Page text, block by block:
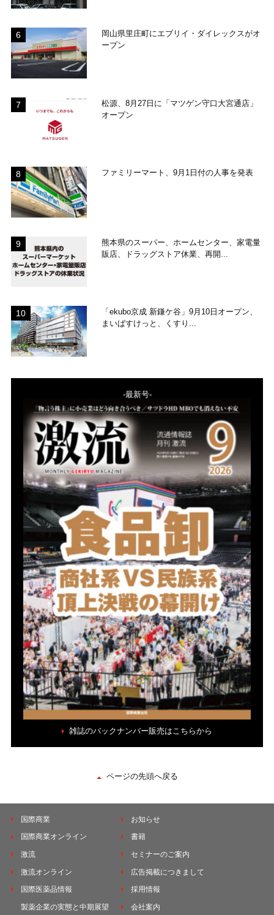
岡山県里庄町にエブリイ・ダイレックスがオ
ープン
松源、8月27日に「マツゲン守口大宮通店」
オープン
ファミリーマート、9月1日付の人事を発表
熊本県のスーパー、ホームセンター、家電量
販店、ドラッグストア休業、再開...
「ekubo京成 新鎌ケ谷」9月10日オープン、
まいばすけっと、くすり...
-最新号-
雑誌のバックナンバー販売はこちらから
ページの先頭へ戻る
国際商業
国際商業オンライン
激流
激流オンライン
国際医薬品情報
製薬企業の実態と中期展望
お知らせ
書籍
セミナーのご案内
広告掲載につきまして
採用情報
会社案内